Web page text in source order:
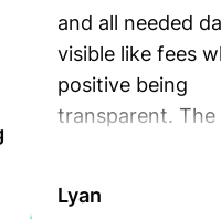
and all needed
visible like fees
positive being
transparent. The
the exchange
Lyan